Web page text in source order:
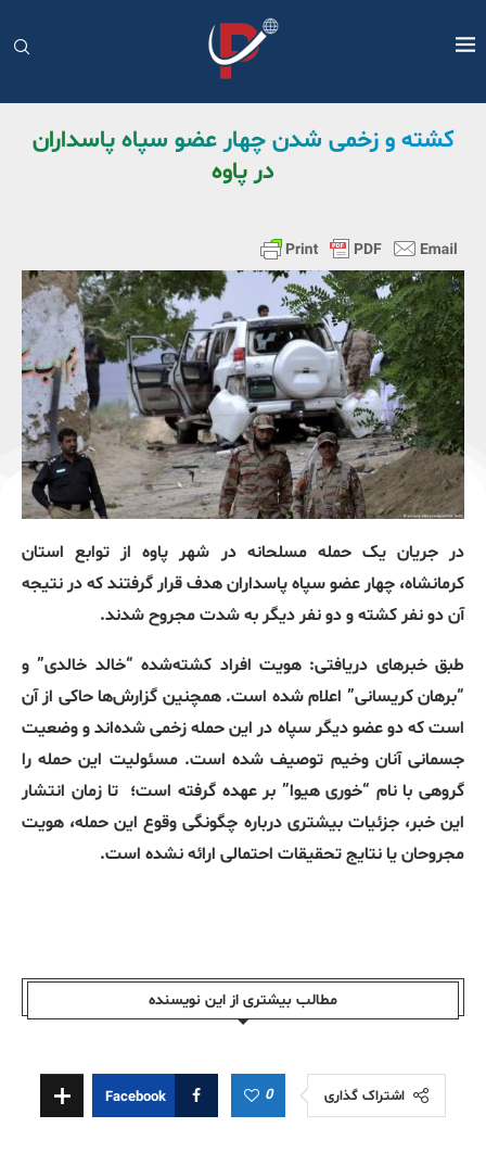
کشته و زخمی شدن چهار عضو سپاه پاسداران
در پاوه
در جریان یک حمله مسلحانه در شهر پاوه از توابع استان
کرمانشاه، چهار عضو سپاه پاسداران هدف قرار گرفتند که در نتیجه
آن دو نفر کشته و دو نفر دیگر به شدت مجروح شدند.
طبق خبرهای دریافتی: هویت افراد کشته‌شده “خالد خالدی” و
“برهان کریسانی” اعلام شده است. همچنین گزارش‌ها حاکی از آن
است که دو عضو دیگر سپاه در این حمله زخمی شده‌اند و وضعیت
جسمانی آنان وخیم توصیف شده است. مسئولیت این حمله را
گروهی با نام “خوری هیوا” بر عهده گرفته است؛ تا زمان انتشار
این خبر، جزئیات بیشتری درباره چگونگی وقوع این حمله، هویت
مجروحان یا نتایج تحقیقات احتمالی ارائه نشده است.
مطالب بیشتری از این نویسندە
اشتراک گذاری 0
Facebook